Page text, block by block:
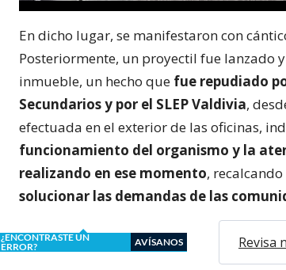
En dicho lugar, se manifestaron con
Posteriormente, un proyectil fue lanzado
inmueble, un hecho que fue repudiado
Secundarios y por el SLEP Valdivia,
efectuada en el exterior de las oficinas,
funcionamiento del organismo y la
realizando en ese momento,
solucionar las demandas de las
¿ENCONTRASTE UN
ERROR?
AVÍSANOS Revisa